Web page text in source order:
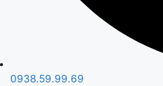
0938.59.99.69